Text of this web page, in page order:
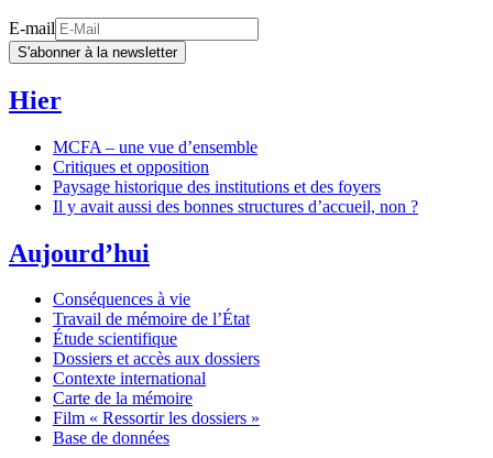
E-mail
S'abonner à la newsletter
Hier
MCFA – une vue d’ensemble
Critiques et opposition
Paysage historique des institutions et des foyers
Il y avait aussi des bonnes structures d’accueil, non ?
Aujourd’hui
Conséquences à vie
Travail de mémoire de l’État
Étude scientifique
Dossiers et accès aux dossiers
Contexte international
Carte de la mémoire
Film « Ressortir les dossiers »
Base de données